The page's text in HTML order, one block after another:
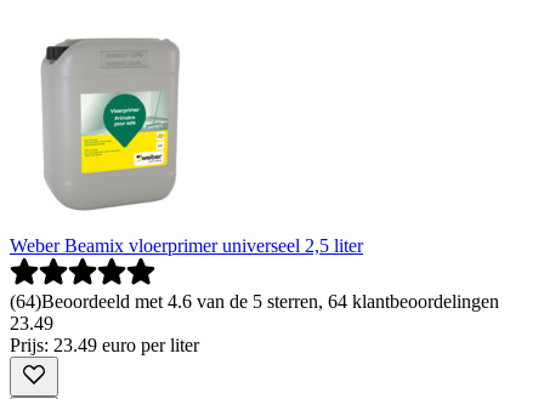
Weber Beamix vloerprimer universeel 2,5 liter
(64)Beoordeeld met 4.6 van de 5 sterren, 64 klantbeoordelingen
23.49
Prijs: 23.49 euro per liter